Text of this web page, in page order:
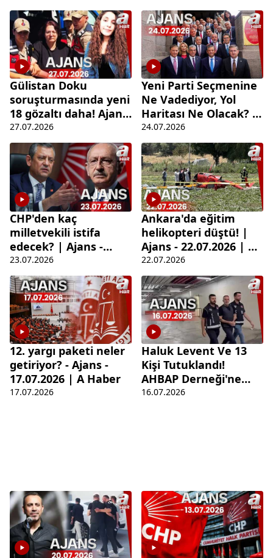
Haber
Gülistan Doku
soruşturmasında yeni
18 gözaltı daha! Ajans
- 27.07.2026 | A Haber
27.07.2026
Yeni Parti Seçmenine
Ne Vadediyor, Yol
Haritası Ne Olacak? |
Ajans
24.07.2026
CHP'den kaç
milletvekili istifa
edecek? | Ajans -
23.07.2026 | A Haber
23.07.2026
Ankara'da eğitim
helikopteri düştü! |
Ajans - 22.07.2026 | A
Haber
22.07.2026
12. yargı paketi neler
getiriyor? - Ajans -
17.07.2026 | A Haber
17.07.2026
Haluk Levent Ve 13
Kişi Tutuklandı!
AHBAP Derneği'ne
Tepkiler Büyüyor! |
16.07.2026